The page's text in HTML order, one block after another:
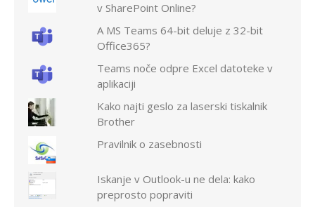
v SharePoint Online?
A MS Teams 64-bit deluje z 32-bit
Office365?
Teams noče odpre Excel datoteke v
aplikaciji
Kako najti geslo za laserski tiskalnik
Brother
Pravilnik o zasebnosti
Iskanje v Outlook-u ne dela: kako
preprosto popraviti